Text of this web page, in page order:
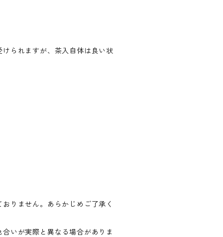
られますが、茶入自体は良い状
りません。あらかじめご了承く
いが実際と異なる場合がありま